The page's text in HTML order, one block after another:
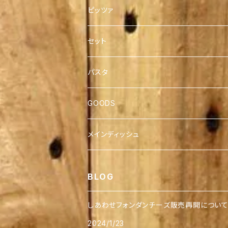
ホールケーキ
チーズケーキ
ピッツァ
2枚セット
４枚セット
セット
パスタ
GOODS
メインディッシュ
BLOG
しあわせフォンダンチーズ販売再開について
2024/1/23